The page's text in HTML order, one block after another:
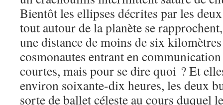
Bientôt les ellipses décrites par les
tout autour de la planète se
une distance de moins de six
cosmonautes entrant en
courtes, mais pour se dire quoi ? Et
environ soixante-dix heures, les deux
sorte de ballet céleste au cours duquel